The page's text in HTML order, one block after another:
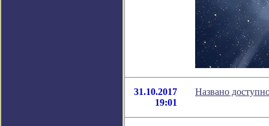
31.10.2017
19:01
Названо